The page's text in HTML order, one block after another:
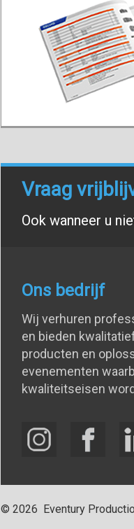
Vraag
Ook wanneer u
Ons bedrijf
Wij verhuren
en bieden
producten en
evenementen
kwaliteitseisen
© 2026 Eventury